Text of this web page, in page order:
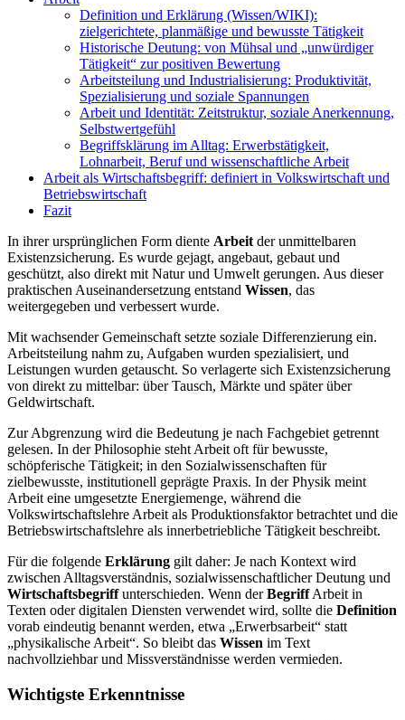
Definition und Erklärung (Wissen/WIKI):
zielgerichtete, planmäßige und bewusste Tätigkeit
Historische Deutung: von Mühsal und „unwürdiger
Tätigkeit“ zur positiven Bewertung
Arbeitsteilung und Industrialisierung: Produktivität,
Spezialisierung und soziale Spannungen
Arbeit und Identität: Zeitstruktur, soziale Anerkennung,
Selbstwertgefühl
Begriffsklärung im Alltag: Erwerbstätigkeit,
Lohnarbeit, Beruf und wissenschaftliche Arbeit
Arbeit als Wirtschaftsbegriff: definiert in Volkswirtschaft und
Betriebswirtschaft
Fazit
In ihrer ursprünglichen Form diente Arbeit der unmittelbaren
Existenzsicherung. Es wurde gejagt, angebaut, gebaut und
geschützt, also direkt mit Natur und Umwelt gerungen. Aus dieser
praktischen Auseinandersetzung entstand Wissen, das
weitergegeben und verbessert wurde.
Mit wachsender Gemeinschaft setzte soziale Differenzierung ein.
Arbeitsteilung nahm zu, Aufgaben wurden spezialisiert, und
Leistungen wurden getauscht. So verlagerte sich Existenzsicherung
von direkt zu mittelbar: über Tausch, Märkte und später über
Geldwirtschaft.
Zur Abgrenzung wird die Bedeutung je nach Fachgebiet getrennt
gelesen. In der Philosophie steht Arbeit oft für bewusste,
schöpferische Tätigkeit; in den Sozialwissenschaften für
zielbewusste, institutionell geprägte Praxis. In der Physik meint
Arbeit eine umgesetzte Energiemenge, während die
Volkswirtschaftslehre Arbeit als Produktionsfaktor betrachtet und die
Betriebswirtschaftslehre als innerbetriebliche Tätigkeit beschreibt.
Für die folgende Erklärung gilt daher: Je nach Kontext wird
zwischen Alltagsverständnis, sozialwissenschaftlicher Deutung und
Wirtschaftsbegriffunterschieden. Wenn derBegriffArbeit in
Texten oder digitalen Diensten verwendet wird, sollte die Definition
vorab eindeutig benannt werden, etwa „Erwerbsarbeit“ statt
„physikalische Arbeit“. So bleibt das Wissen im Text
nachvollziehbar und Missverständnisse werden vermieden.
Wichtigste Erkenntnisse